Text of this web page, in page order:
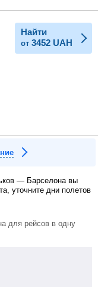
Найти
от 3452 UAH
— Барселона вы
уточните дни полетов
для рейсов в одну